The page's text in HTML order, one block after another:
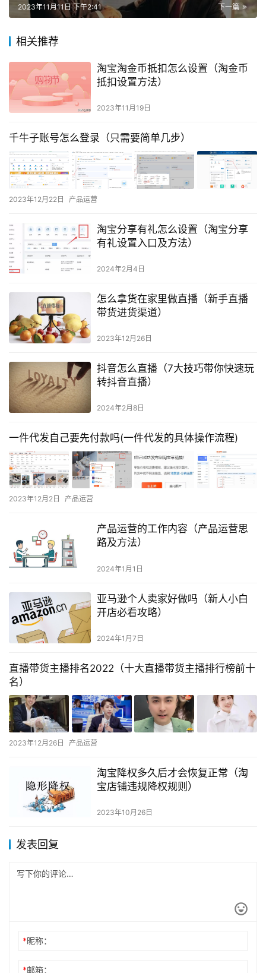
下一篇
2023年11月11日 下午2:41
相关推荐
淘宝淘金币抵扣怎么设置（淘金币
抵扣设置方法）
2023年11月19日
千牛子账号怎么登录（只需要简单几步）
2023年12月22日 产品运营
淘宝分享有礼怎么设置（淘宝分享
有礼设置入口及方法）
2024年2月4日
怎么拿货在家里做直播（新手直播
带货进货渠道）
2023年12月26日
抖音怎么直播（7大技巧带你快速玩
转抖音直播）
2024年2月8日
一件代发自己要先付款吗(一件代发的具体操作流程)
2023年12月2日 产品运营
产品运营的工作内容（产品运营思
路及方法）
2024年1月1日
亚马逊个人卖家好做吗（新人小白
开店必看攻略）
2024年1月7日
直播带货主播排名2022（十大直播带货主播排行榜前十
名）
2023年12月26日 产品运营
淘宝降权多久后才会恢复正常（淘
宝店铺违规降权规则）
2023年10月26日
发表回复
*昵称：
*邮箱：